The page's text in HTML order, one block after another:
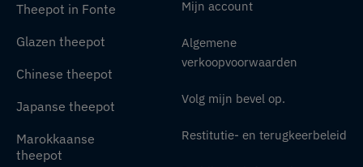
Theepot in Fonte
Glazen theepot
Chinese theepot
Japanse theepot
Marokkaanse
theepot
Mijn account
Algemene
verkoopvoorwaarden
Volg mijn bevel op.
Restitutie- en terugkeerbeleid